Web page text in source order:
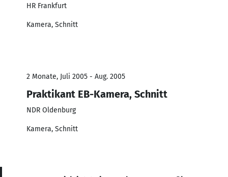
HR Frankfurt
Kamera, Schnitt
2 Monate, Juli 2005 - Aug. 2005
Praktikant EB-Kamera, Schnitt
NDR Oldenburg
Kamera, Schnitt